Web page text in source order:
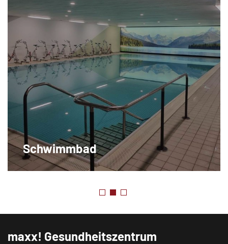
Schwimmbad
maxx! Gesundheitszentrum